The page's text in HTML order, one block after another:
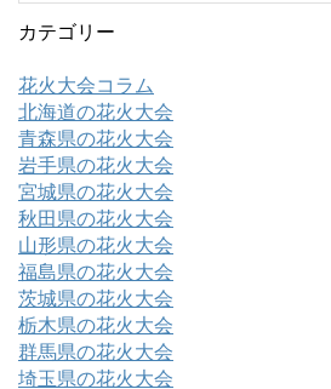
カテゴリー
花火大会コラム
北海道の花火大会
青森県の花火大会
岩手県の花火大会
宮城県の花火大会
秋田県の花火大会
山形県の花火大会
福島県の花火大会
茨城県の花火大会
栃木県の花火大会
群馬県の花火大会
埼玉県の花火大会